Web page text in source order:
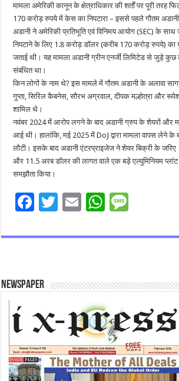
मामला अमेरिकी कानून के क्षेत्राधिकार की शर्तों पर पूरी तरह
170 करोड़ रुपये में केस का निपटारा – इससे पहले गौतम
अडानी ने अमेरिकी प्रतिभूति एवं विनिमय आयोग (SEC) के
निपटाने के लिए 1.8 करोड़ डॉलर (करीब 170 करोड़ रुपये) का
जताई थी। यह मामला अडानी ग्रीन एनर्जी लिमिटेड से जुड़े
संबंधित था।
किन लोगों के नाम थे? इस मामले में गौतम अडानी के अलावा
गुप्ता, सिरिल कैबनेस, सौरभ अग्रवाल, दीपक मल्होत्रा और
शामिल थे।
नवंबर 2024 में आरोप लगने के बाद अडानी ग्रुप के शेयरों और
आई थी। हालांकि, मई 2025 में DoJ द्वारा मामला वापस लेने
लौटी। इसके बाद अडानी एंटरप्राइजेज ने शेयर बिक्री के
और 11.5 अरब डॉलर की लागत वाले एक बड़े एल्युमिनियम प्लांट
समझौता किया।
F
e
o
k
T
tt
E
ai
W
at
p
p
sa
e
Newspaper